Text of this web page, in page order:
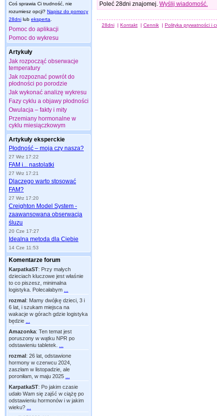
Coś sprawia Ci trudność, nie
rozumiesz opcji? Napisz do pomocy
28dni lub eksperta
Pomoc do aplikacji
Pomoc do wykresu
Artykuły
Jak rozpocząć obserwacje
temperatury
Jak rozpoznać powrót do
płodności po porodzie
Jak wykonać analizę wykresu
Fazy cyklu a objawy płodności
Owulacja – fakty i mity
Przemiany hormonalne w
cyklu miesiączkowym
Artykuły eksperckie
Płodność – moja czy nasza?
27 Wrz 17:22
FAM i... nastolatki
27 Wrz 17:21
Dlaczego warto stosować
FAM?
27 Wrz 17:20
Creighton Model System -
zaawansowana obserwacja
śluzu
20 Cze 17:27
Idealna metoda dla Ciebie
14 Cze 11:53
Komentarze forum
KarpatkaST: Przy małych
dzieciach kluczowe jest właśnie
to co piszesz, minimalna
logistyka. Polecałabym
rozmal: Mamy dwójkę dzieci, 3 i
6 lat, i szukam miejsca na
wakacje w górach gdzie logistyka
będzie
Amazonka: Ten temat jest
poruszony w wątku NPR po
odstawieniu tabletek.
rozmal: 26 lat, odstawione
hormony w czerwcu 2024,
zaszłam w listopadzie, ale
poroniłam, w maju 2025
KarpatkaST: Po jakim czasie
udało Wam się zajść w ciążę po
odstawieniu hormonów i w jakim
wieku?
Poleć 28dni znajomej. Wyślij wiadomość.
28dni | Kontakt | Cennik | Polityka prywatności i